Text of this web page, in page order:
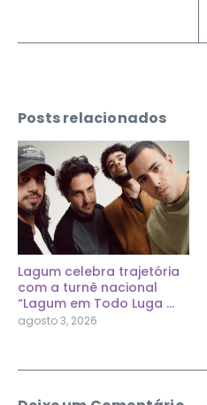
Posts relacionados
Lagum celebra trajetória
com a turnê nacional
“Lagum em Todo Luga ...
agosto 3, 2026